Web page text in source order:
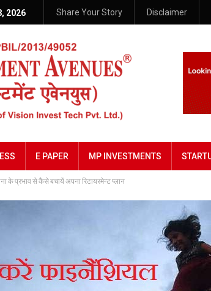
2026 Share Your Story Disclaimer
E PAPER MP INVESTMENTS
के प्रभाव से कैसे बचायें अपना रिटायरमेन्ट प्लान